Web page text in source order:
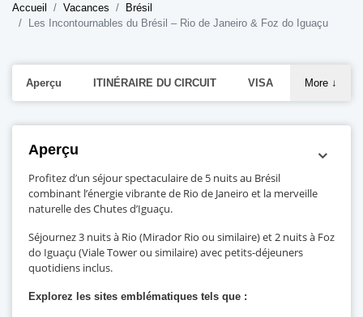
Accueil Vacances
Brésil
Les Incontournables du Brésil – Rio de Janeiro & Foz do Iguaçu
Aperçu ITINÉRAIRE DU CIRCUIT VISA More ↓
Aperçu
Profitez d’un séjour spectaculaire de 5 nuits au Brésil
combinant l’énergie vibrante de Rio de Janeiro et la merveille
naturelle des Chutes d’Iguaçu.
Séjournez 3 nuits à Rio (Mirador Rio ou similaire) et 2 nuits à Foz
do Iguaçu (Viale Tower ou similaire) avec petits-déjeuners
quotidiens inclus.
Explorez les sites emblématiques tels que :